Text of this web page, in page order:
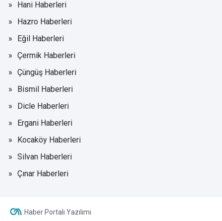
Hani Haberleri
Hazro Haberleri
Eğil Haberleri
Çermik Haberleri
Çüngüş Haberleri
Bismil Haberleri
Dicle Haberleri
Ergani Haberleri
Kocaköy Haberleri
Silvan Haberleri
Çınar Haberleri
Haber Portalı Yazılımı